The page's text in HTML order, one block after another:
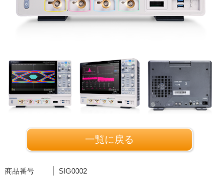
一覧に戻る
商品番号 SIG0002